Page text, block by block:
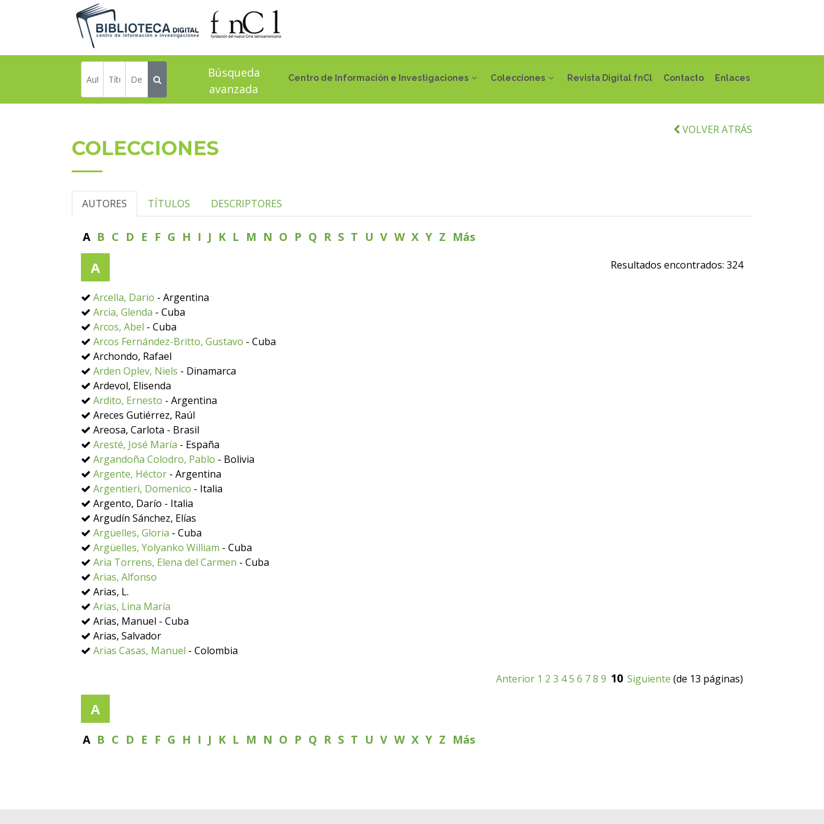
Centro de Información e Investigaciones Colecciones Revista Digital fnCl Contacto Enlaces
Búsqueda
avanzada
VOLVER ATRÁS
COLECCIONES
AUTORES TÍTULOS DESCRIPTORES
A B C D E F G H I J K L M N O P Q R S T U V W X Y Z Más
A Resultados encontrados: 324
Arcella, Dario - Argentina
Arcia, Glenda - Cuba
Arcos, Abel - Cuba
Arcos Fernández-Britto, Gustavo - Cuba
Archondo, Rafael
Arden Oplev, Niels - Dinamarca
Ardevol, Elisenda
Ardito, Ernesto - Argentina
Areces Gutiérrez, Raúl
Areosa, Carlota - Brasil
Aresté, José María - España
Argandoña Colodro, Pablo - Bolivia
Argente, Héctor - Argentina
Argentieri, Domenico - Italia
Argento, Darío - Italia
Argudín Sánchez, Elías
Argüelles, Gloria - Cuba
Argüelles, Yolyanko William - Cuba
Aria Torrens, Elena del Carmen - Cuba
Arias, Alfonso
Arias, L.
Arias, Lina María
Arias, Manuel - Cuba
Arias, Salvador
Arias Casas, Manuel - Colombia
Anterior 1 2 3 45 6 78 9 10 Siguiente (de 13 páginas)
A
A B C D E F G H I J K L M N O P Q R S T U V W X Y Z Más